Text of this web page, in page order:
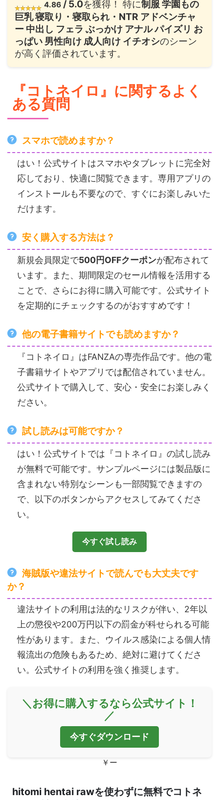
4.86 / 5.0を獲得！ 特に制服 学園もの
巨乳 寝取り・寝取られ・NTR アドベンチャ
ー 中出し フェラ ぶっかけ アナル パイズリ お
っぱい 男性向け 成人向け イチオシのシーン
が高く評価されています。
『コトネイロ』に関するよく
ある質問
スマホで読めますか？
はい！公式サイトはスマホやタブレットに完全対
応しており、快適に閲覧できます。専用アプリの
インストールも不要なので、すぐにお楽しみいた
だけます。
安く購入する方法は？
新規会員限定で500円OFFクーポンが配布されて
います。また、期間限定のセール情報を活用する
ことで、さらにお得に購入可能です。公式サイト
を定期的にチェックするのがおすすめです！
他の電子書籍サイトでも読めますか？
『コトネイロ』はFANZAの専売作品です。他の電
子書籍サイトやアプリでは配信されていません。
公式サイトで購入して、安心・安全にお楽しみく
ださい。
試し読みは可能ですか？
はい！公式サイトでは『コトネイロ』の試し読み
が無料で可能です。サンプルページには製品版に
含まれない特別なシーンも一部閲覧できますの
で、以下のボタンからアクセスしてみてくださ
い。
今すぐ試し読み
海賊版や違法サイトで読んでも大丈夫です
か？
違法サイトの利用は法的なリスクが伴い、2年以
上の懲役や200万円以下の罰金が科せられる可能
性があります。また、ウイルス感染による個人情
報流出の危険もあるため、絶対に避けてくださ
い。公式サイトの利用を強く推奨します。
＼お得に購入するなら公式サイト！
／
今すぐダウンロード
￥ー
hitomi hentai rawを使わずに無料でコトネ